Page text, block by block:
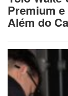
Premium
Além do